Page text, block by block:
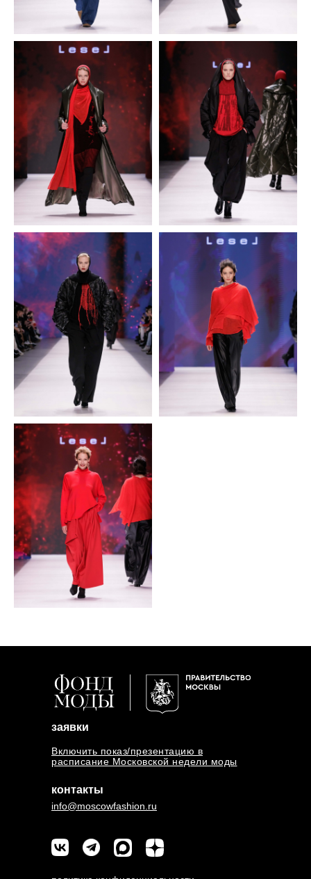
контакты
info@moscowfashion.ru
заявки
Включить показ/презентацию в
расписание Московской недели моды